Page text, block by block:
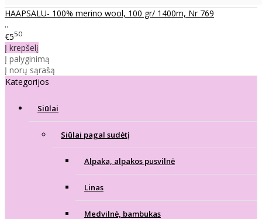
HAAPSALU- 100% merino wool, 100 gr/ 1400m, Nr 769
..
€550
Į krepšelį
Į palyginimą
Į norų sąrašą
Kategorijos
Siūlai
Siūlai pagal sudėtį
Alpaka, alpakos pusvilnė
Linas
Medvilnė, bambukas